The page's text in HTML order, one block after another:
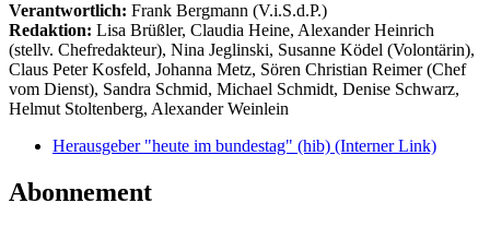
Verantwortlich: Frank Bergmann (V.i.S.d.P.)
Redaktion: Lisa Brüßler, Claudia Heine, Alexander Heinrich
(stellv. Chefredakteur), Nina Jeglinski, Susanne Ködel (Volontärin),
Claus Peter Kosfeld, Johanna Metz, Sören Christian Reimer (Chef
vom Dienst), Sandra Schmid, Michael Schmidt, Denise Schwarz,
Helmut Stoltenberg, Alexander Weinlein
Herausgeber "heute im bundestag" (hib) (Interner Link)
Abonnement